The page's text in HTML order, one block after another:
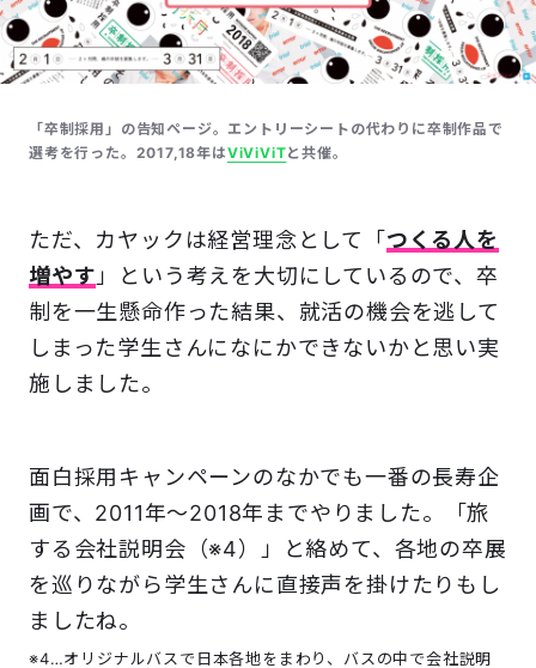
「卒制採用」の告知ページ。エントリーシートの代わりに卒制作品で
選考を行った。2017,18年はViViVi​Tと共催。
ただ、カヤックは経営理念として「 つくる人を
増やす 」という考えを大切にしているので、卒
制を一生懸命作った結果、就活の機会を逃して
しまった学生さんになにかできないかと思い実
施しました。
面白採用キャンペーンのなかでも一番の長寿企
画で、2011年～2018年までやりました。「旅
する会社説明会（※4）」と絡めて、各地の卒展
を巡りながら学生さんに直接声を掛けたりもし
ましたね。
※4…オリジナルバスで日本各地をまわり、バスの中で会社説明